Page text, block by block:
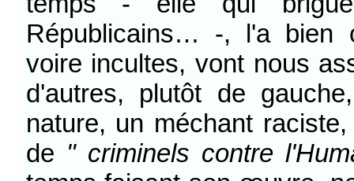
Républicains… -, l'a bien
voire incultes, vont nous
d'autres, plutôt de
nature, un méchant
de " criminels contre